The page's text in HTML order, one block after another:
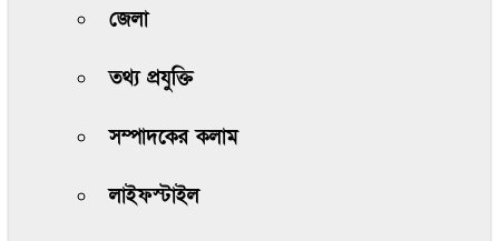
জেলা
তথ্য প্রযুক্তি
সম্পাদকের কলাম
লাইফস্টাইল